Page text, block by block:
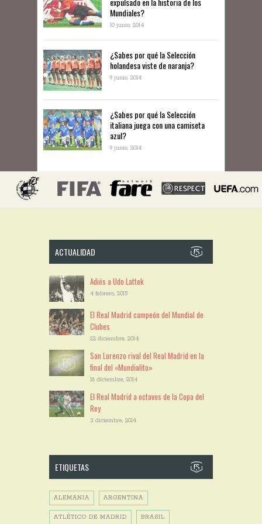
Mundiales?
10 junio, 2014
​¿Sabes por qué la Selección
holandesa viste de naranja?
9 junio, 2014
¿Sabes por qué la Selección
italiana juega con una camiseta
azul?
9 junio, 2014
ACTUALIDAD
Adiós a Udo Lattek
4 febrero, 2015
El Real Madrid campeón del Mundial de
Clubes
22 diciembre, 2014
San Lorenzo rival del Real Madrid en la
final del «Mundialito»
18 diciembre, 2014
El Real Madrid a octavos de la Copa del
Rey
3 diciembre, 2014
ETIQUETAS
ALEMANIA ARGENTINA
ATLÉTICO DE MADRID BRASIL